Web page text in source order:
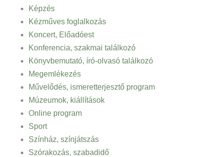
Képzés
Kézműves foglalkozás
Koncert, Előadóest
Konferencia, szakmai találkozó
Könyvbemutató, író-olvasó találkozó
Megemlékezés
Művelődés, ismeretterjesztő program
Múzeumok, kiállítások
Online program
Sport
Színház, színjátszás
Szórakozás, szabadidő